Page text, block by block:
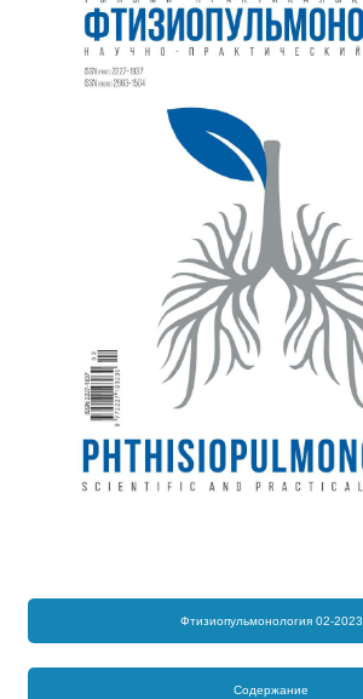
Фтизиопульмонология 02-2023
Содержание